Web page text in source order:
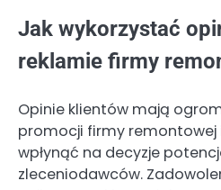
Jak wykorzystać
reklamie firmy
Opinie klientów mają
promocji firmy
wpłynąć na decyzje
zleceniodawców.